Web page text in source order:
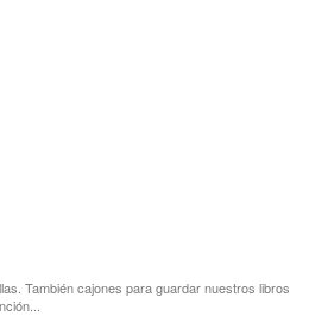
También cajones para guardar nuestros libros